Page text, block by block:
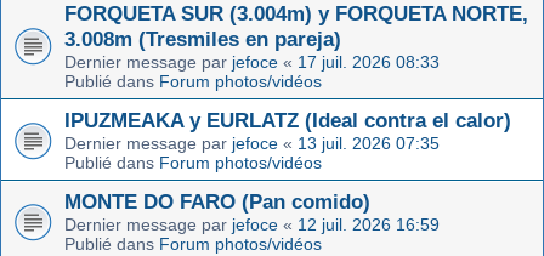
FORQUETA SUR (3.004m) y FORQUETA NORTE,
3.008m (Tresmiles en pareja)
Dernier message par jefoce « 17 juil. 2026 08:33
Publié dans Forum photos/vidéos
IPUZMEAKA y EURLATZ (Ideal contra el calor)
Dernier message par jefoce « 13 juil. 2026 07:35
Publié dans Forum photos/vidéos
MONTE DO FARO (Pan comido)
Dernier message par jefoce « 12 juil. 2026 16:59
Publié dans Forum photos/vidéos